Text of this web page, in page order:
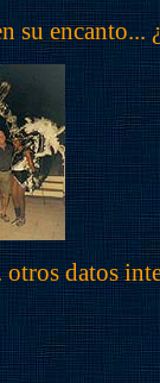
su encanto...
datos